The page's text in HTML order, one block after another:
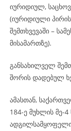
იურიდიულ,
(იურიდიული
შემთხვევაში –
მისამართზე).
განსახილველ
შორის დადებულ
ამასთან,
184-ე მუხლის მე-
ადგილსამყოფელი